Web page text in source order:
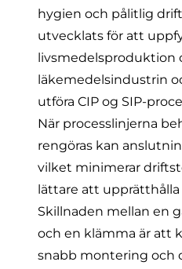
hygien och pålitlig
utvecklats för att
livsmedelsproduktion
läkemedelsindustrin
utföra CIP og SIP-
När processlinjerna
rengöras kan
vilket minimerar
lättare att
Skillnaden mellan en
och en klämma är att
snabb montering och